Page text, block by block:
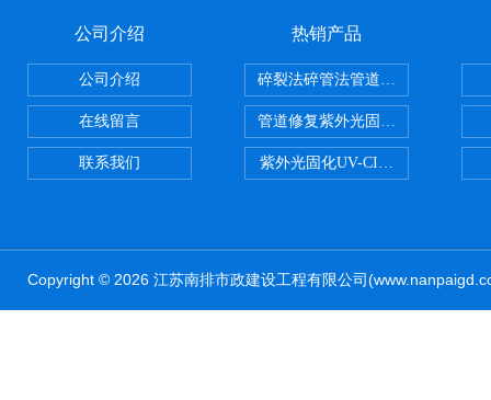
公司介绍
公司介绍
在线留言
联系我们
热销产品
碎裂法碎管法管道修复技术
管道修复紫外光固化修复CIPP内
紫外光固化UV-CIPP修复管道非
Copyright © 2026 江苏南排市政建设工程有限公司